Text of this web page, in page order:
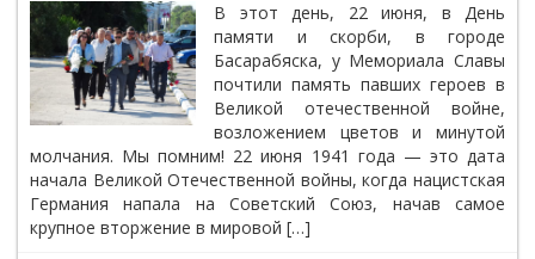
В этот день, 22 июня, в День
памяти и скорби, в городе
Басарабяска, у Мемориала Славы
почтили память павших героев в
Великой отечественной войне,
возложением цветов и минутой
молчания. Мы помним! 22 июня 1941 года — это дата
начала Великой Отечественной войны, когда нацистская
Германия напала на Советский Союз, начав самое
крупное вторжение в мировой […]